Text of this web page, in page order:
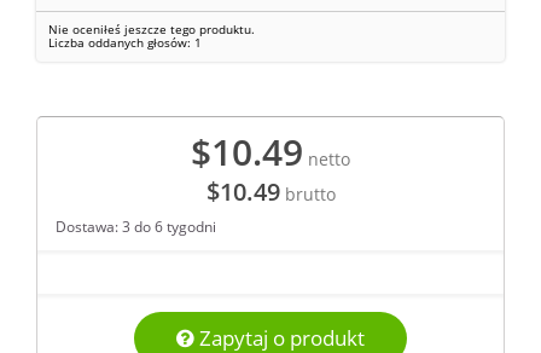
Nie oceniłeś jeszcze tego produktu.
Liczba oddanych głosów: 1
$10.49 netto
$10.49brutto
Dostawa: 3 do 6 tygodni
Zapytaj o produkt